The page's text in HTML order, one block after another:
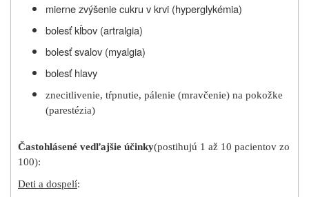
mierne zvýšenie cukru v krvi (hyperglykémia)
bolesť kĺbov (artralgia)
bolesť svalov (myalgia)
bolesť hlavy
znecitlivenie, tŕpnutie, pálenie (mravčenie) na pokožke
(parestézia)
Častohlásené vedľajšie účinky(postihujú 1 až 10 pacientov zo
100):
Deti a dospelí: